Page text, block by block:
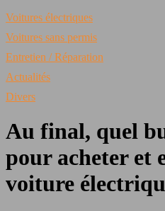
Voitures électriques
Voitures sans permis
Entretien / Réparation
Actualités
Divers
Au final, quel
pour acheter et
voiture